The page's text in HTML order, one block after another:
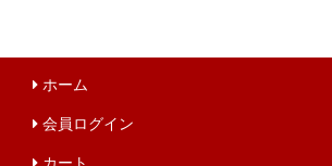
ホーム
会員ログイン
カート